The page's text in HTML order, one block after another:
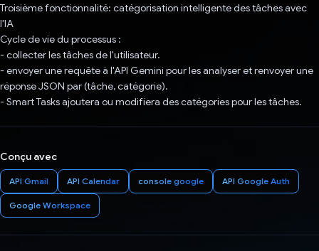
Troisième fonctionnalité: catégorisation intelligente des tâches avec
l'IA
Cycle de vie du processus :
- collecter les tâches de l'utilisateur.
- envoyer une requête à l'API Gemini pour les analyser et renvoyer une
réponse JSON par (tâche, catégorie).
- Smart Tasks ajoutera ou modifiera des catégories pour les tâches.
Conçu avec
API Gmail API Calendar console google API Google Auth
Google Workspace